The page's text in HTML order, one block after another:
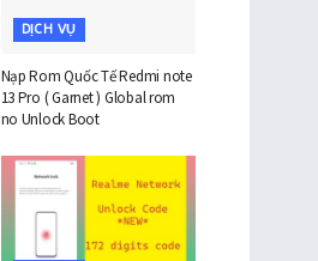
DỊCH VỤ
Nạp Rom Quốc Tế Redmi note
13 Pro ( Garnet ) Global rom
no Unlock Boot